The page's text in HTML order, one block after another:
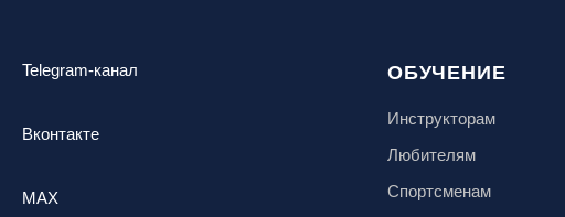
Telegram-канал
Вконтакте
MAX
ОБУЧЕНИЕ
Инструкторам
Любителям
Спортсменам